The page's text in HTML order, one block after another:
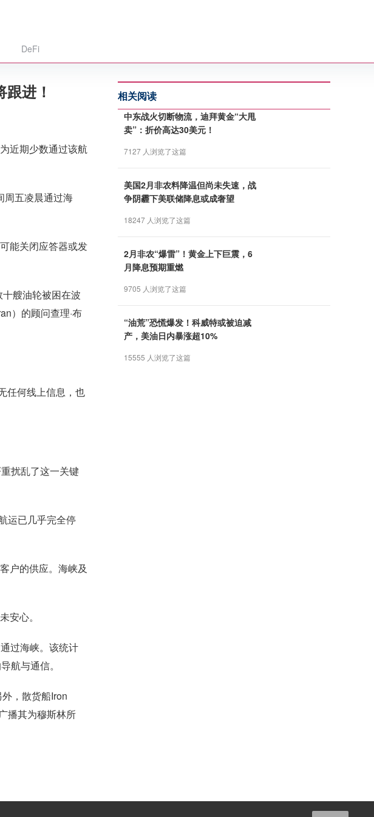
DeFi
进！
近期少数通过该航
周五凌晨通过海
能关闭应答器或发
艘油轮被困在波
）的顾问查理·布
任何线上信息，也
扰乱了这一关键
运已几乎完全停
户的供应。海峡及
安心。
过海峡。该统计
航与通信。
，散货船Iron
播其为穆斯林所
相关阅读
中东战火切断物流，迪拜黄金“大甩
卖”：折价高达30美元！
7127 人浏览了这篇
美国2月非农料降温但尚未失速，战
争阴霾下美联储降息或成奢望
18247 人浏览了这篇
2月非农“爆雷”！黄金上下巨震，6
月降息预期重燃
9705 人浏览了这篇
“油荒”恐慌爆发！科威特或被迫减
产，美油日内暴涨超10%
15555 人浏览了这篇